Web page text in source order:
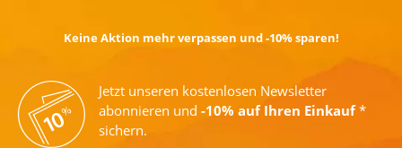
Keine Aktion mehr verpassen und -10% sparen!
Jetzt unseren kostenlosen Newsletter
abonnieren und -10% auf Ihren Einkauf*
sichern.